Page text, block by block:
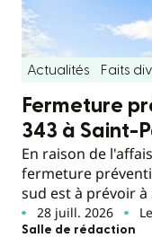
Actualités Faits
Fermeture
343 à Saint-
En raison de
fermeture
sud est à prévoir à
28 juill. 2026
Salle de rédaction